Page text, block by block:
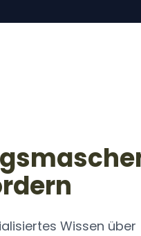
Wissen über